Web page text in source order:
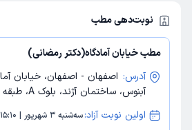
نوبت‌دهی مطب
مطب خیابان آمادگاه(دکتر رمضانی)
آدرس: اصفهان - اصفهان، خیابان
آبنوس، ساختمان آژند، بلوک A، طبقه اول
اولین نوبت آزاد:سه‌شنبه 3 شهریور | 15:10